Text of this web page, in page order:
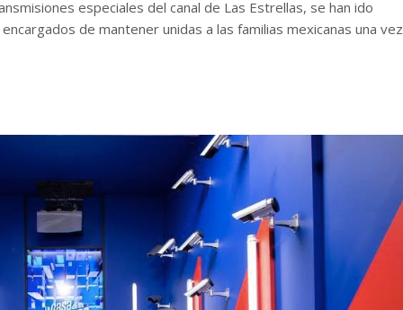
especiales del canal de Las Estrellas, se han ido
de mantener unidas a las familias mexicanas una vez